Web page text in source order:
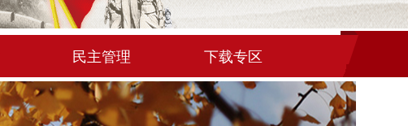
民主管理 下载专区